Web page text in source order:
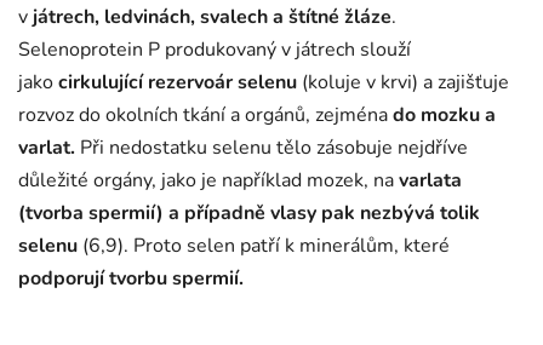
vjátrech, ledvinách, svalech a štítné žláze.
Selenoprotein P produkovaný v játrech slouží
jakocirkulující rezervoár selenu (koluje v krvi) a zajišťuje
rozvoz do okolních tkání a orgánů, zejménado mozku a
varlat. Při nedostatku selenu tělo zásobuje nejdříve
důležité orgány, jako je například mozek, navarlata
(tvorba spermií) a případně vlasy pak nezbývá tolik
selenu (6,9). Proto selen patří k minerálům, které
podporují tvorbu spermií.